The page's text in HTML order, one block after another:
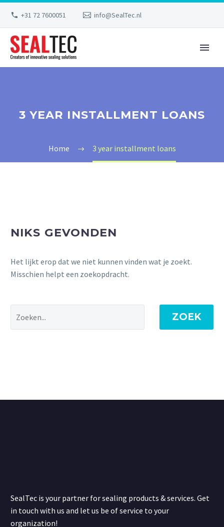
+31 72 7600051 info@SealTec.nl
3 YEAR INSTALLMENT LOANS
Home 3 year installment loans
NIKS GEVONDEN
Het lijkt erop dat we niet kunnen vinden wat je zoekt.
Misschien helpt een zoekopdracht.
ZOEK
SealTec is your partner for sealing products & services. Get
in touch with us and let us be of service to your
organization!